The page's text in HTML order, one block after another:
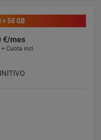
+ 50 GB
€/mes
+ Cuota incl.